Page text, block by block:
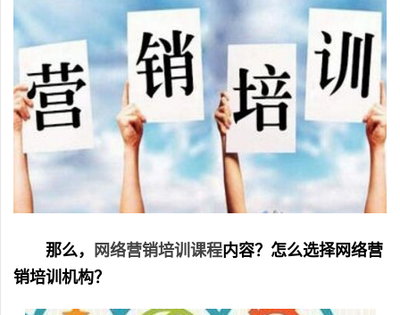
那么， 网络营销培训课程内容？怎么选择网络营
销培训机构？